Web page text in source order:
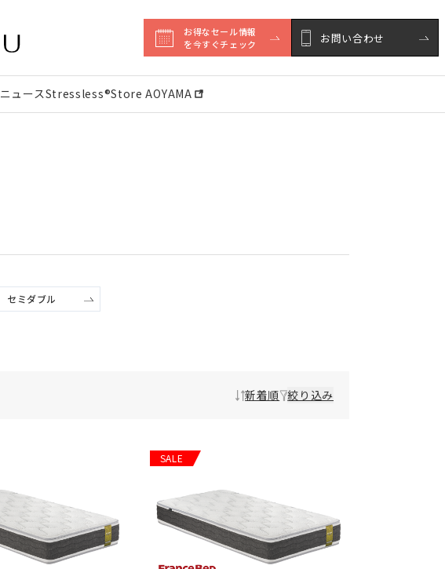
お得なセール情報
を今すぐチェック
お問い合わせ
ニュースStressless®︎Store AOYAMA
セミダブル
新着順 絞り込み
SALE